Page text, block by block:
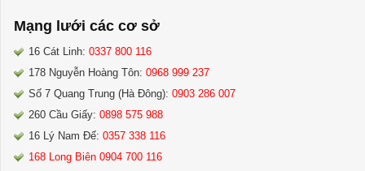
Mạng lưới các cơ sở
16 Cát Linh: 0337 800 116
178 Nguyễn Hoàng Tôn: 0968 999 237
Số 7 Quang Trung (Hà Đông): 0903 286 007
260 Cầu Giấy: 0898 575 988
16 Lý Nam Đế: 0357 338 116
168 Long Biên 0904 700 116